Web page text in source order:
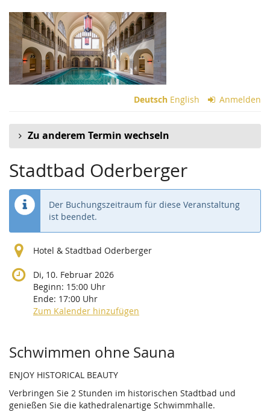
Zum
Haupt-
Inhalt
springen
Deutsch English Anmelden
Zu anderem Termin wechseln
Stadtbad Oderberger
Der Buchungszeitraum für diese Veranstaltung
ist beendet.
Hotel & Stadtbad Oderberger
Di, 10. Februar 2026
Beginn: 15:00 Uhr
Ende: 17:00 Uhr
Zum Kalender hinzufügen
Produkte
Schwimmen ohne Sauna
ENJOY HISTORICAL BEAUTY
Verbringen Sie 2 Stunden im historischen Stadtbad und
genießen Sie die kathedralenartige Schwimmhalle.